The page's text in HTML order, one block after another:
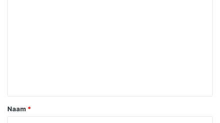
*
Naam *